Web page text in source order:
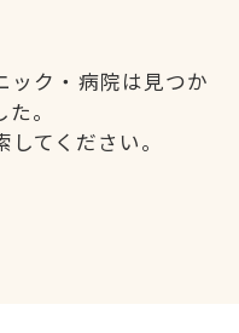
ック・病院は見つか
。
てください。